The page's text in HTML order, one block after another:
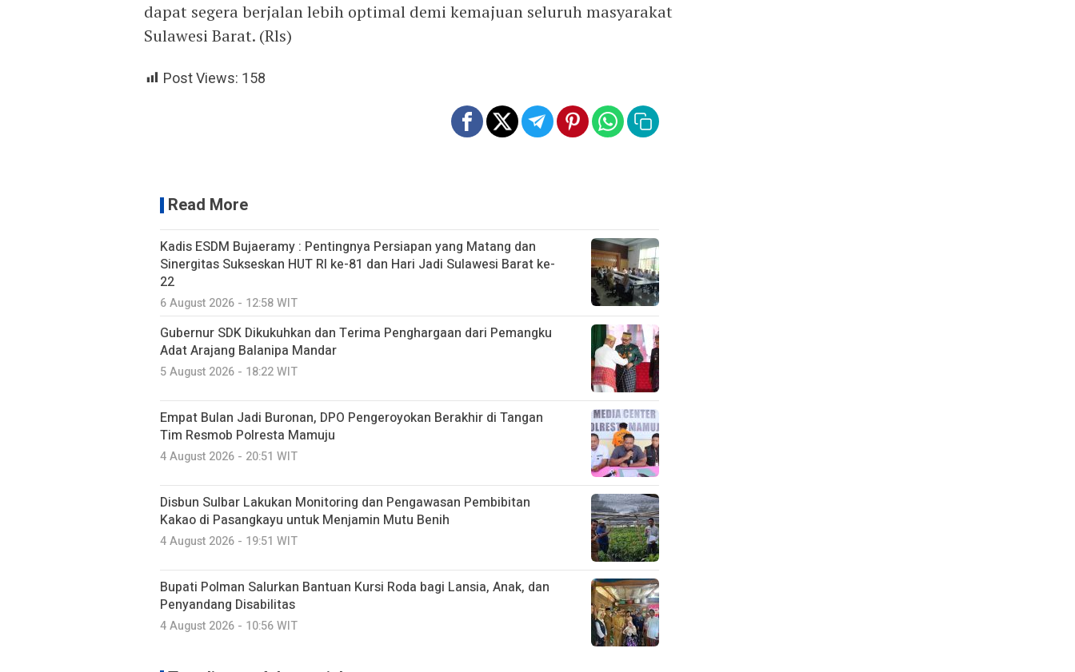
dapat segera berjalan lebih optimal demi kemajuan seluruh masyarakat
Sulawesi Barat. (Rls)
Post Views: 158
Read More
Kadis ESDM Bujaeramy : Pentingnya Persiapan yang Matang dan
Sinergitas Sukseskan HUT RI ke-81 dan Hari Jadi Sulawesi Barat ke-
22
6 August 2026 - 12:58 WIT
Gubernur SDK Dikukuhkan dan Terima Penghargaan dari Pemangku
Adat Arajang Balanipa Mandar
5 August 2026 - 18:22 WIT
Empat Bulan Jadi Buronan, DPO Pengeroyokan Berakhir di Tangan
Tim Resmob Polresta Mamuju
4 August 2026 - 20:51 WIT
Disbun Sulbar Lakukan Monitoring dan Pengawasan Pembibitan
Kakao di Pasangkayu untuk Menjamin Mutu Benih
4 August 2026 - 19:51 WIT
Bupati Polman Salurkan Bantuan Kursi Roda bagi Lansia, Anak, dan
Penyandang Disabilitas
4 August 2026 - 10:56 WIT